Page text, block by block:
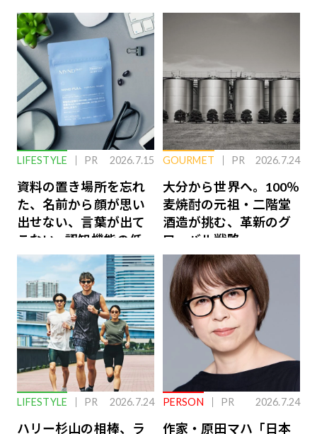
LIFESTYLE PR 2026.7.15
資料の置き場所を忘れ
た、名前から顔が思い
出せない、言葉が出て
こない…認知機能の低
下を救う、脳のインナ
ーケアとは
GOURMET PR 2026.7.24
大分から世界へ。100％
麦焼酎の元祖・二階堂
酒造が挑む、革新のグ
ローバル戦略
LIFESTYLE PR 2026.7.24
ハリー杉山の相棒、ラ
PERSON PR 2026.7.24
作家・原田マハ「日本